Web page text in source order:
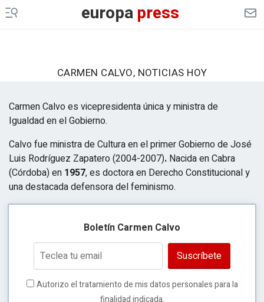
europapress
CARMEN CALVO, NOTICIAS HOY
Carmen Calvo es vicepresidenta única y ministra de
Igualdad en el Gobierno.
Calvo fue ministra de Cultura en el primer Gobierno de José
Luis Rodríguez Zapatero (2004-2007). Nacida en Cabra
(Córdoba) en 1957, es doctora en Derecho Constitucional y
una destacada defensora del feminismo.
Boletín Carmen Calvo
Suscríbete
Autorizo el tratamiento de mis datos personales para la
finalidad indicada.